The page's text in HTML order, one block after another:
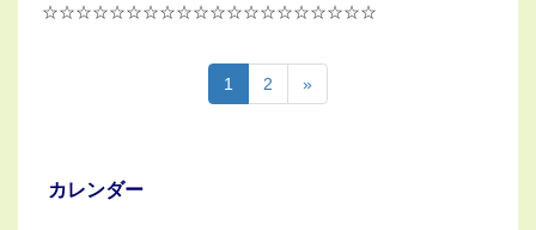
☆☆☆☆☆☆☆☆☆☆☆☆☆☆☆☆☆☆☆☆
1 2 »
カレンダー